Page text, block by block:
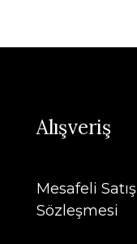
Alışveriş
Mesafeli Satış
Sözleşmesi